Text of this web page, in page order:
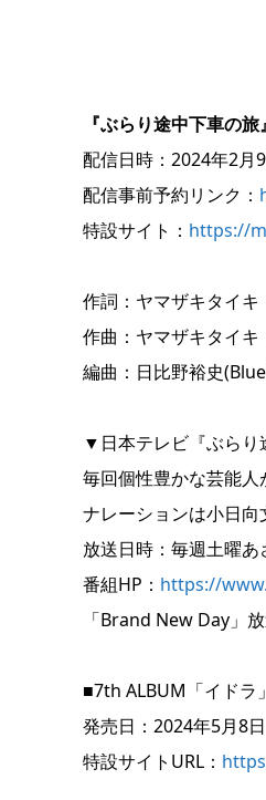
『ぶらり途中下車の
配信日時：2024年2月
配信事前予約リンク：
特設サイト： https://
作詞：ヤマザキタイキ
作曲：ヤマザキタイキ
編曲：日比野裕史
▼日本テレビ『ぶらり
毎回個性豊かな芸能人
ナレーションは小日向
放送日時：毎週土曜あ
番組HP： https://
「Brand New Day」
■7th ALBUM「イドラ」
発売日：2024年5月8日
特設サイトURL：